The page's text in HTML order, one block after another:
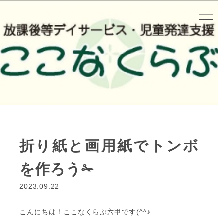
折り紙と画用紙でトンボ
を作ろう✁
2023.09.22
こんにちは！ここなくらぶ六甲です(^^♪